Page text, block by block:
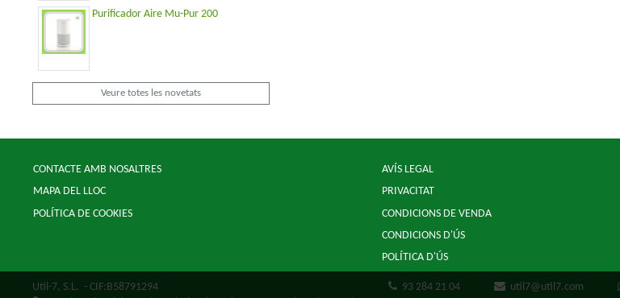
Purificador Aire Mu-Pur 200
Veure totes les novetats
CONTACTE AMB NOSALTRES
MAPA DEL LLOC
POLÍTICA DE COOKIES
AVÍS LEGAL
PRIVACITAT
CONDICIONS DE VENDA
CONDICIONS D'ÚS
POLÍTICA D'ÚS
Util-7, S.L. - CIF:B58791294
93 284 21 04 util7@util7.com